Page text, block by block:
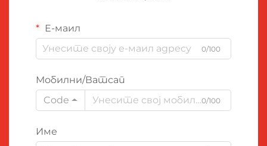
Е-маил
0/100
Мобилни/Ватсап
Code
0/100
Име